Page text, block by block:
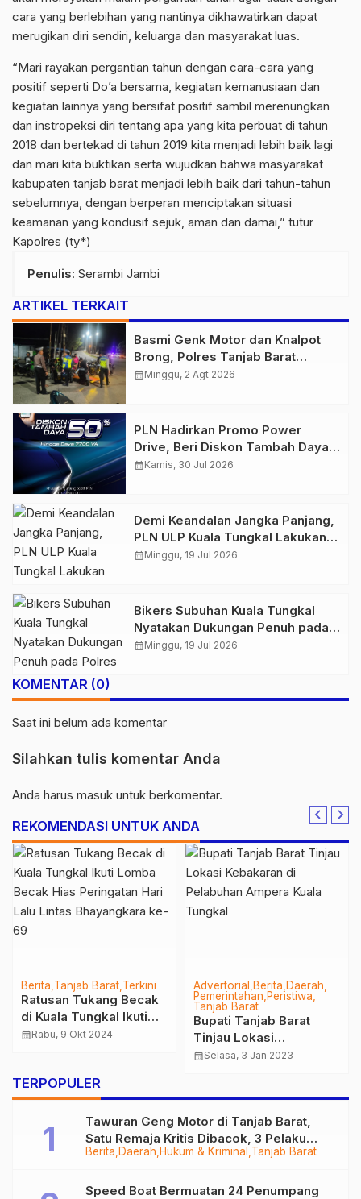
cara yang berlebihan yang nantinya dikhawatirkan dapat
merugikan diri sendiri, keluarga dan masyarakat luas.
“Mari rayakan pergantian tahun dengan cara-cara yang
positif seperti Do’a bersama, kegiatan kemanusiaan dan
kegiatan lainnya yang bersifat positif sambil merenungkan
dan instropeksi diri tentang apa yang kita perbuat di tahun
2018 dan bertekad di tahun 2019 kita menjadi lebih baik lagi
dan mari kita buktikan serta wujudkan bahwa masyarakat
kabupaten tanjab barat menjadi lebih baik dari tahun-tahun
sebelumnya, dengan berperan menciptakan situasi
keamanan yang kondusif sejuk, aman dan damai,” tutur
Kapolres (ty*)
Penulis: Serambi Jambi
ARTIKEL TERKAIT
Basmi Genk Motor dan Knalpot
Brong, Polres Tanjab Barat
Amankan Belasan Kendaraan
calendar_monthMinggu, 2 Agt 2026
PLN Hadirkan Promo Power
Drive, Beri Diskon Tambah Daya
50% di Ajang GIIAS 2026
calendar_monthKamis, 30 Jul 2026
Demi Keandalan Jangka Panjang,
PLN ULP Kuala Tungkal Lakukan
Pemeliharaan Jaringan Berkala
calendar_monthMinggu, 19 Jul 2026
Bikers Subuhan Kuala Tungkal
Nyatakan Dukungan Penuh pada
Polres Tanjab Barat Berantas
calendar_monthMinggu, 19 Jul 2026
KOMENTAR (0)
Saat ini belum ada komentar
Silahkan tulis komentar Anda
Anda harus masuk untuk berkomentar.
REKOMENDASI UNTUK ANDA
Berita Jambi
Jalankan Maklumat
Kapolri, Polda Jambi :
Tidak Ada Kerumunan
calendar_monthRabu, 23 Des 2020
Berita Daerah Tanjab Timur
PetroChina Jabung
Mulai Sosialisasi Survei
Seismik 2023
calendar_monthSelasa, 5 Sep 2023
TERPOPULER
Berita Daerah Hukum & Kriminal Tanjab Barat
Tawuran Geng Motor di Tanjab Barat,
Satu Remaja Kritis Dibacok, 3 Pelaku
Ditangkap
Speed Boat Bermuatan 24 Penumpang